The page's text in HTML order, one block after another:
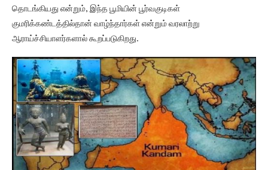
தொடங்கியது என்றும், இந்த பூமியின் பூர்வகுடிகள்
குமரிக்கண்டத்தில்தான் வாழ்ந்தார்கள் என்றும் வரலாற்று
ஆராய்ச்சியாளர்களால் கூறப்படுகிறது.